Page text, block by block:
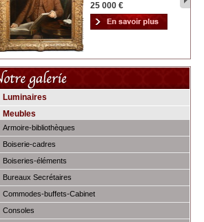
25 000 €
Luminaires
Meubles
Armoire-bibliothèques
Boiserie-cadres
Boiseries-éléments
Bureaux Secrétaires
Commodes-buffets-Cabinet
Consoles